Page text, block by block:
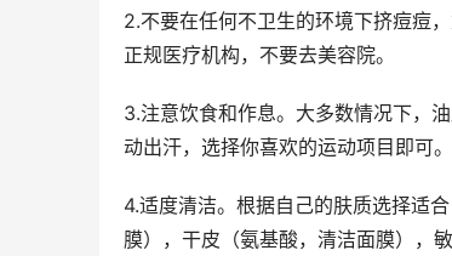
2.不要在任何不卫生的环境下挤痘痘
正规医疗机构，不要去美容院。
3.注意饮食和作息。大多数情况下，
动出汗，选择你喜欢的运动项目即可
4.适度清洁。根据自己的肤质选择适
膜），干皮（氨基酸，清洁面膜），